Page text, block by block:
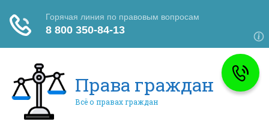
Права граждан
Всё о правах граждан